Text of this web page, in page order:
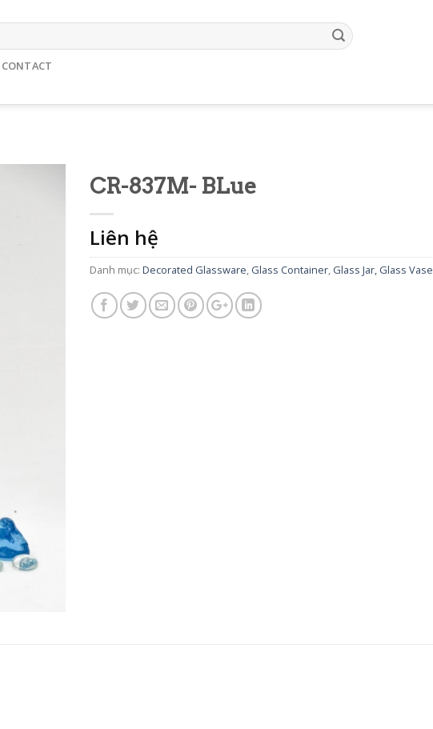
CONTACT
CR-837M- BLue
Liên hệ
Danh mục: Decorated Glassware, Glass Container, Glass Jar, Glass Vase